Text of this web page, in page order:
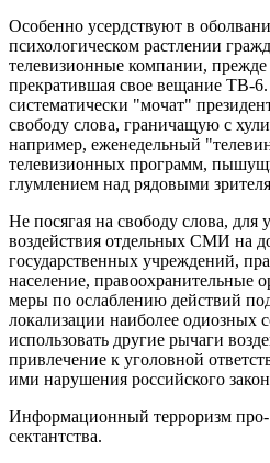
Особенно усердствуют в
психологическом растлении
телевизионные компании, прежде
прекратившая свое вещание ТВ-
систематически "мочат"
свободу слова, граничащую с
например, еженедельный
телевизионных программ,
глумлением над рядовыми
Не посягая на свободу слова, для
воздействия отдельных СМИ на
государственных учреждений,
население, правоохранительные
меры по ослаблению действий
локализации наиболее одиозных
использовать другие рычаги
привлечение к уголовной
ими нарушения российского
Информационный терроризм про-
сектантства.